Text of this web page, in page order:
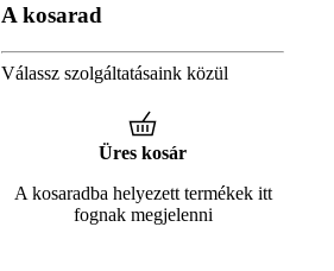
A kosarad
Válassz szolgáltatásaink közül
Üres kosár
A kosaradba helyezett termékek itt
fognak megjelenni